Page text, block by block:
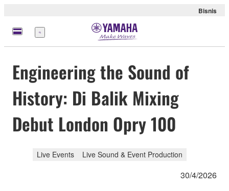
Bisnis
Menu
Engineering the Sound of
History: Di Balik Mixing
Debut London Opry 100
Live Events Live Sound & Event Production
30/4/2026